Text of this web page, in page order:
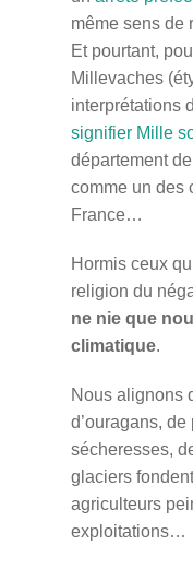
même sens de
Et pourtant,
Millevaches
interprétations
signifier Mille
département
comme un des
France…
Hormis ceux
religion du
ne nie que
climatique.
Nous alignons
d’ouragans,
sécheresses,
glaciers
agriculteurs
exploitations…